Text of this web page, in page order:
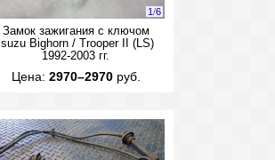
1/6
Замок зажигания с ключом
Isuzu Bighorn / Trooper II (LS)
1992-2003 гг.
Цена: 2970–2970руб.